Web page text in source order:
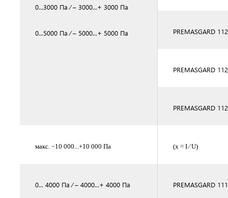
0...3000 Па ⁄ – 3000...+ 3000 Па
0...5000 Па ⁄ – 5000...+ 5000 Па PREMASGARD
PREMASGARD
PREMASGARD
макс. −10 000...+10 000 Па (x = I ⁄ U)
0... 4000 Па ⁄ – 4000...+ 4000 Па PREMASGARD